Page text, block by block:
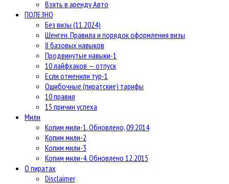
Взять в аренду Авто
ПОЛЕЗНО
Без визы (11.2024)
Шенген. Правила и порядок оформления визы
8 базовых навыков
Продвинутые навыки-1
10 лайфхаков — отпуск
Если отменили тур-1
Ошибочные (пиратские) тарифы
10 правил
15 причин успеха
Мили
Копим мили-1. Обновлено, 09.2014
Копим мили-2
Копим мили-3
Копим мили-4. Обновлено 12.2015
О пиратах
Disclaimer